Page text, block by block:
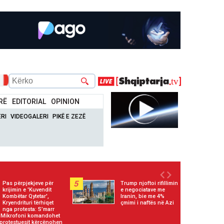
EDITORIAL OPINION
VIDEOGALERI PIKË E ZEZË
Pas përpjekjeve për
krijimin e 'Kuvendit
Kombëtar Qytetar',
Kryendrituri tërhiqet
nga protesta: S’marr
komandohet
kërcënohen
5
Trump njoftoi rifillimin
e negociatave me
Iranin, bie me 4%
çmimi i naftës në Azi